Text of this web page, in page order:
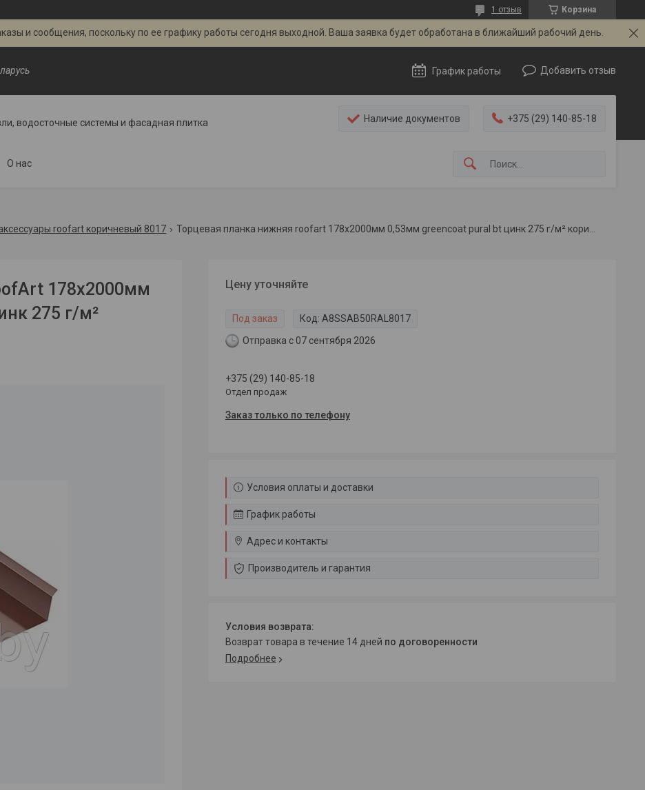
Корзина
1 отзыв
и сообщения, поскольку по ее графику работы сегодня выходной. Ваша заявка будет обработана в ближайший рабочий день.
График работы Добавить отзыв
водосточные системы и фасадная плитка Наличие документов +375 (29) 140-85-18
О нас
roofart коричневый 8017
178x2000мм
275 г/м²
Цену уточняйте
Под заказ Код: A8SSAB50RAL8017
Отправка с 07 сентября 2026
+375 (29) 140-85-18
Отдел продаж
Заказ только по телефону
Условия оплаты и доставки
График работы
Адрес и контакты
Производитель и гарантия
возврат товара в течение 14 дней по договоренности
Подробнее